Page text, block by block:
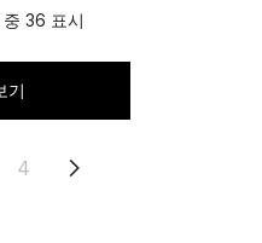
36 표시
기
4